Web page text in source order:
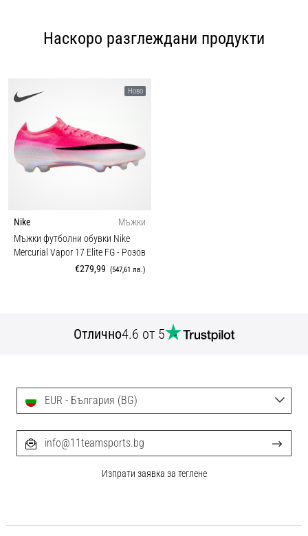
Наскоро разглеждани продукти
Ново
Nike
Мъжки
Мъжки футболни обувки Nike
Mercurial Vapor 17 Elite FG- Розов
€279,99 (547,61 лв.)
Отлично4.6 от 5
EUR - България (BG)
info@11teamsports.bg
Изпрати заявка за теглене